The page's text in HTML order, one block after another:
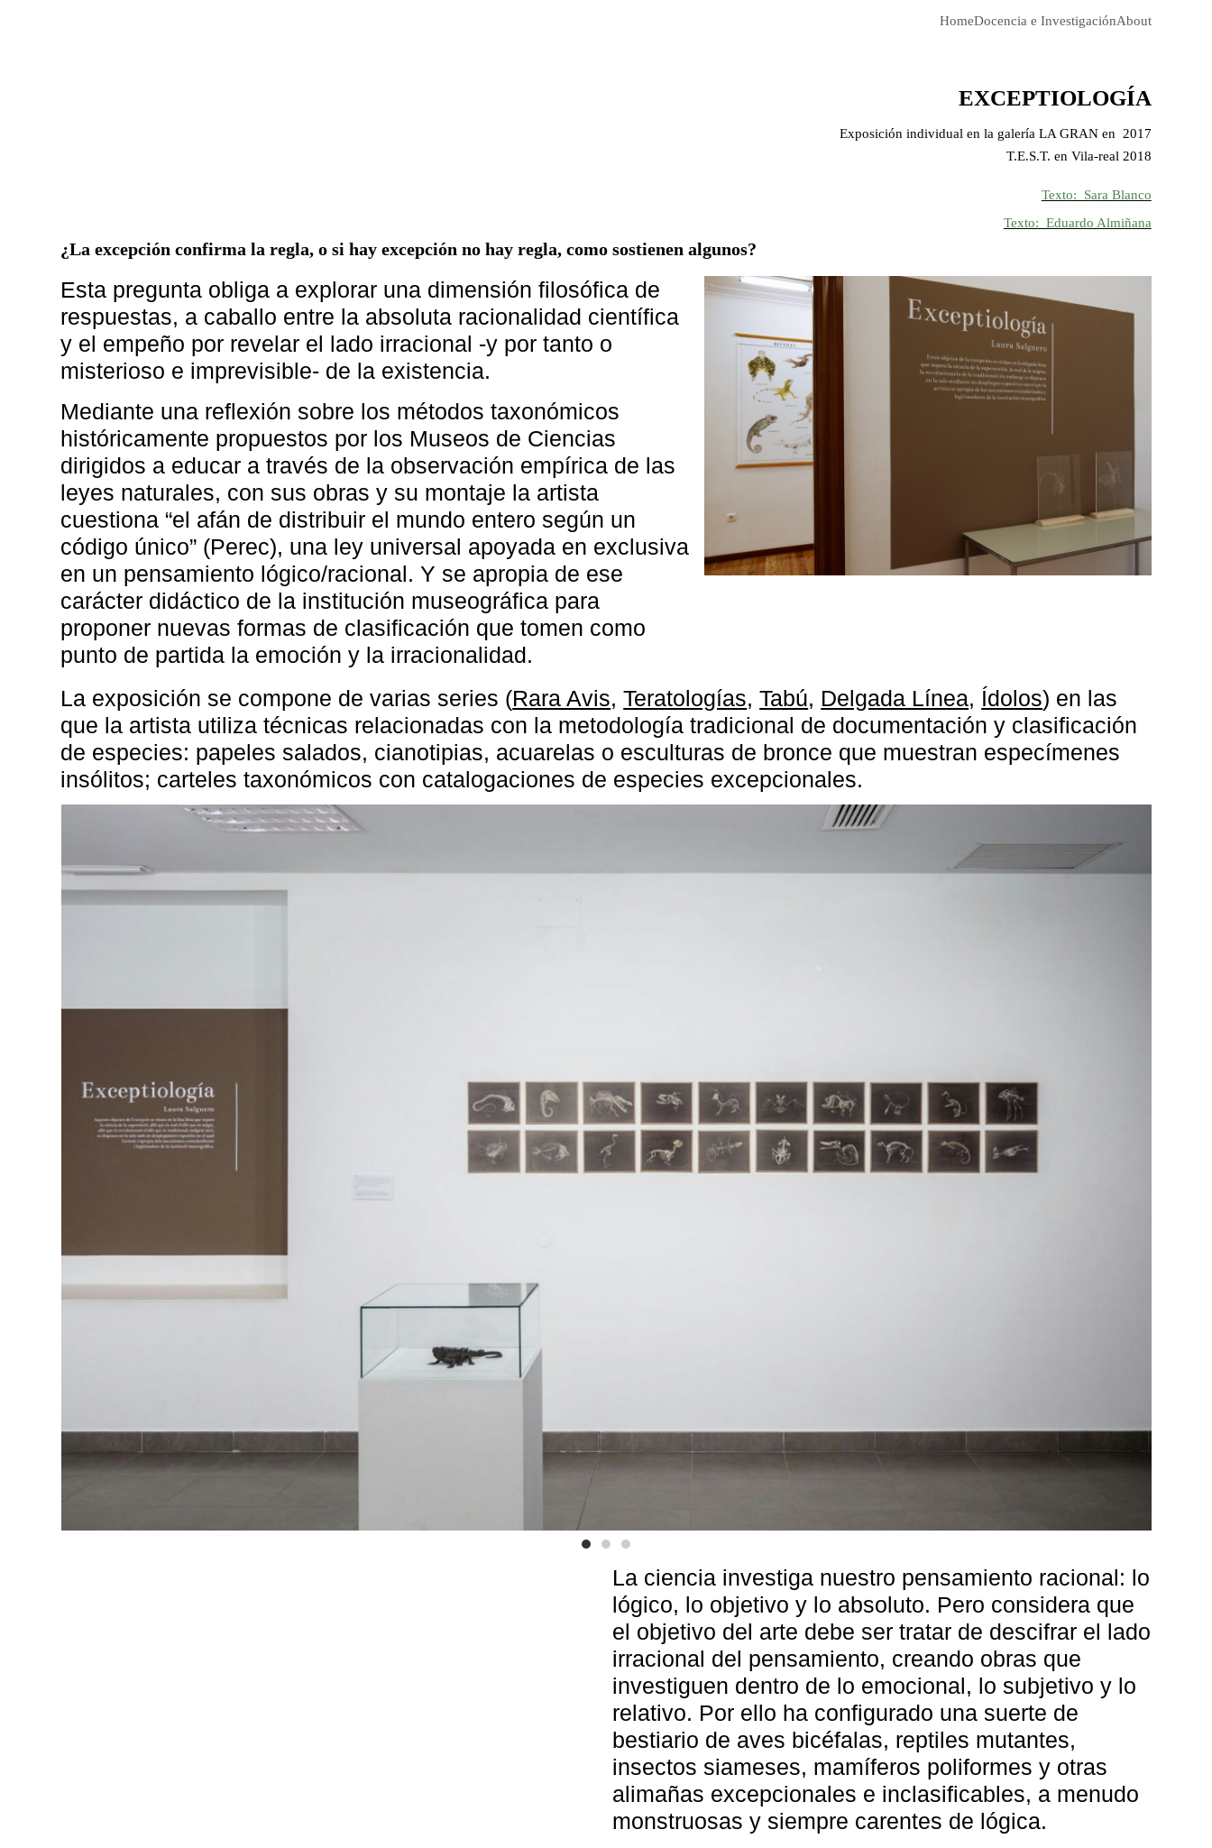
HomeDocencia e InvestigaciónAbout
EXCEPTIOLOGÍA
Exposición individual en la galería LA GRAN en 2017
T.E.S.T. en Vila-real 2018
Texto: Sara Blanco
Texto: Eduardo Almiñana
¿La excepción confirma la regla, o si hay excepción no hay regla, como sostienen algunos?
Esta pregunta obliga a explorar una dimensión filosófica de
respuestas, a caballo entre la absoluta racionalidad científica
y el empeño por revelar el lado irracional -y por tanto o
misterioso e imprevisible- de la existencia.
Mediante una reflexión sobre los métodos taxonómicos
históricamente propuestos por los Museos de Ciencias
dirigidos a educar a través de la observación empírica de las
leyes naturales, con sus obras y su montaje la artista
cuestiona “el afán de distribuir el mundo entero según un
código único” (Perec), una ley universal apoyada en exclusiva
en un pensamiento lógico/racional. Y se apropia de ese
carácter didáctico de la institución museográfica para
proponer nuevas formas de clasificación que tomen como
punto de partida la emoción y la irracionalidad.
La exposición se compone de varias series (Rara Avis,Teratologías,Tabú, Delgada Línea, Ídolos) en las
que la artista utiliza técnicas relacionadas con la metodología tradicional de documentación y clasificación
de especies: papeles salados, cianotipias, acuarelas o esculturas de bronce que muestran especímenes
insólitos; carteles taxonómicos con catalogaciones de especies excepcionales.
La ciencia investiga nuestro pensamiento racional: lo
lógico, lo objetivo y lo absoluto. Pero considera que
el objetivo del arte debe ser tratar de descifrar el lado
irracional del pensamiento, creando obras que
investiguen dentro de lo emocional, lo subjetivo y lo
relativo. Por ello ha configurado una suerte de
bestiario de aves bicéfalas, reptiles mutantes,
insectos siameses, mamíferos poliformes y otras
alimañas excepcionales e inclasificables, a menudo
monstruosas y siempre carentes de lógica.